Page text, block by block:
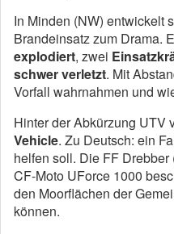
In Minden (NW) entwickelt
Brandeinsatz zum Drama.
explodiert, zwei
schwer verletzt. Mit
Vorfall wahrnahmen und
Hinter der Abkürzung UTV
Vehicle. Zu Deutsch: ein
helfen soll. Die FF
CF-Moto UForce 1000
den Moorflächen der
können.